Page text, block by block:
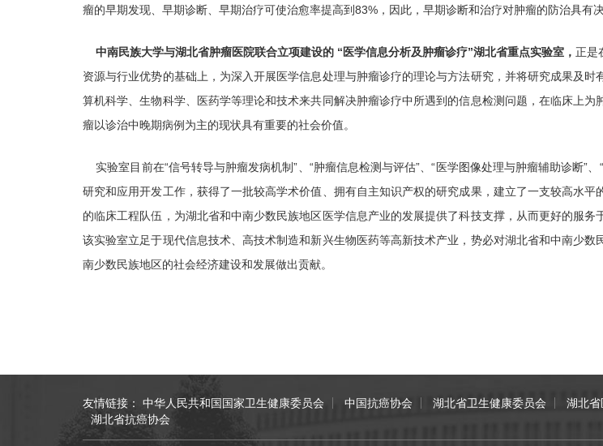
瘤的早期发现、早期诊断、早期治疗可使治愈率提高到83%，因此，早期诊断和治疗对肿瘤的防治具有决
中南民族大学与湖北省肿瘤医院联合立项建设的 “医学信息分析及肿瘤诊疗”湖北省重点实验室， 正是
资源与行业优势的基础上，为深入开展医学信息处理与肿瘤诊疗的理论与方法研究，并将研究成果及
算机科学、生物科学、医药学等理论和技术来共同解决肿瘤诊疗中所遇到的信息检测问题，在临床上
瘤以诊治中晚期病例为主的现状具有重要的社会价值。
实验室目前在“信号转导与肿瘤发病机制”、“肿瘤信息检测与评估”、“医学图像处理与肿瘤辅助诊断”
研究和应用开发工作，获得了一批较高学术价值、拥有自主知识产权的研究成果，建立了一支较高水
的临床工程队伍，为湖北省和中南少数民族地区医学信息产业的发展提供了科技支撑，从而更好的服
该实验室立足于现代信息技术、高技术制造和新兴生物医药等高新技术产业，势必对湖北省和中南少
南少数民族地区的社会经济建设和发展做出贡献。
友情链接： 中华人民共和国国家卫生健康委员会 中国抗癌协会 湖北省卫生健康委员会 湖北
湖北省抗癌协会